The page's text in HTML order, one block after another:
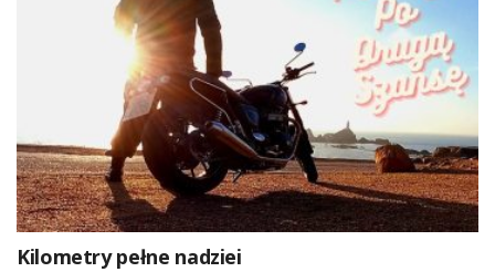
Kilometry pełne nadziei